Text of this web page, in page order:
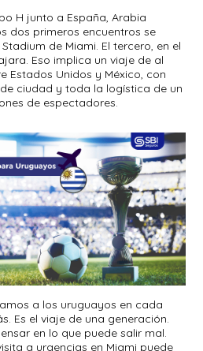
H junto a España, Arabia
dos primeros encuentros se
de Miami. El tercero, en el
Eso implica un viaje de al
Estados Unidos y México, con
ciudad y toda la logística de un
de espectadores.
a los uruguayos en cada
Es el viaje de una generación.
en lo que puede salir mal.
a urgencias en Miami puede